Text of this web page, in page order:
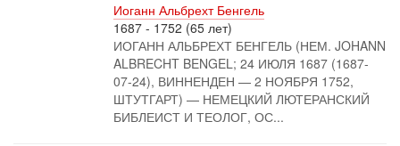
Иоганн Альбрехт Бенгель
1687 - 1752 (65 лет)
ИОГАНН АЛЬБРЕХТ БЕНГЕЛЬ (НЕМ. JOHANN
ALBRECHT BENGEL; 24 ИЮЛЯ 1687 (1687-
07-24), ВИННЕНДЕН — 2 НОЯБРЯ 1752,
ШТУТГАРТ) — НЕМЕЦКИЙ ЛЮТЕРАНСКИЙ
БИБЛЕИСТ И ТЕОЛОГ, ОС...